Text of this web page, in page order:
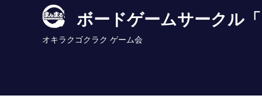
ボードゲームサークル「
オキラクゴクラク ゲーム会